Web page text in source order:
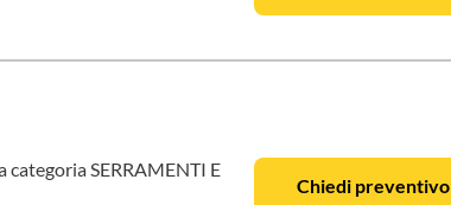
SERRAMENTI E
Chiedi preventivo